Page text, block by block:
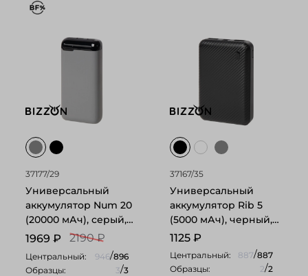
37177/29
Универсальный
аккумулятор Num 20
(20000 мАч), серый,
14,6х7.0х2,75 см
1969 ₽ 2190 ₽
Центральный: 946/896
Образцы:
3/3
37167/35
Универсальный
аккумулятор Rib 5
(5000 мАч), черный,
9,8х6.3х1,4 см
1125 ₽
Центральный: 887/887
Образцы:
2/2